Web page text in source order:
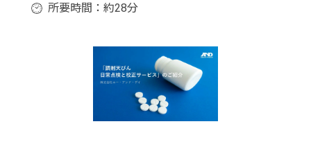
所要時間：約28分